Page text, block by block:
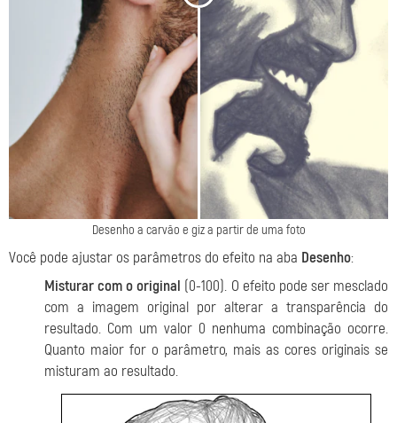
Desenho a carvão e giz a partir de uma foto
Você pode ajustar os parâmetros do efeito na aba Desenho:
Misturar com o original (0-100). O efeito pode ser mesclado
com a imagem original por alterar a transparência do
resultado. Com um valor 0 nenhuma combinação ocorre.
Quanto maior for o parâmetro, mais as cores originais se
misturam ao resultado.